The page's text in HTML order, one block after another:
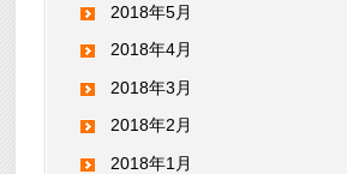
2018年5月
2018年4月
2018年3月
2018年2月
2018年1月